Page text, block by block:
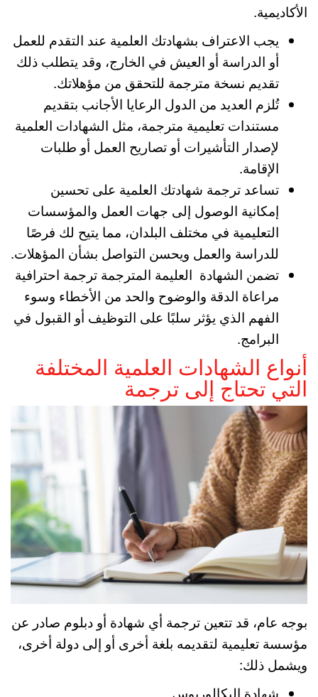
الأكاديمية.
يجب الاعتراف بشهادتك العلمية عند التقدم للعمل
أو الدراسة أو العيش في الخارج، وقد يتطلب ذلك
تقديم نسخة مترجمة للتحقق من مؤهلاتك.
تُلزم العديد من الدول الرعايا الأجانب بتقديم
مستندات تعليمية مترجمة، مثل الشهادات العلمية
لإصدار التأشيرات أو تصاريح العمل أو طلبات
الإقامة.
تساعد ترجمة شهادتك العلمية على تحسين
إمكانية الوصول إلى جهات العمل والمؤسسات
التعليمية في مختلف البلدان، مما يتيح لك فرصًا
للدراسة والعمل ويحسن التواصل بشأن المؤهلات.
تضمن الشهادة العليمة المترجمة ترجمة احترافية
مراعاة الدقة والوضوح والحد من الأخطاء وسوء
الفهم الذي يؤثر سلبًا على التوظيف أو القبول في
البرامج.
أنواع الشهادات العلمية المختلفة
التي تحتاج إلى ترجمة
بوجه عام، قد تتعين ترجمة أي شهادة أو دبلوم صادر عن
مؤسسة تعليمية لتقديمه بلغة أخرى أو إلى دولة أخرى،
ويشمل ذلك:
شهادة البكالوريوس